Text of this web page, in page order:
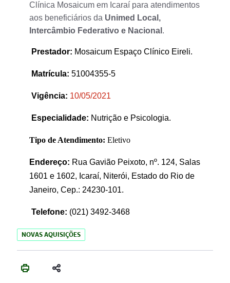
Clínica Mosaicum em Icaraí para atendimentos
aos beneficiários da Unimed Local,
Intercâmbio Federativo e Nacional .
Prestador: Mosaicum Espaço Clínico Eireli.
Matrícula: 51004355-5
Vigência: 10/05/2021
Especialidade: Nutrição e Psicologia.
Tipo de Atendimento: Eletivo
Endereço: Rua Gavião Peixoto, nº. 124, Salas
1601 e 1602, Icaraí, Niterói, Estado do Rio de
Janeiro, Cep.: 24230-101.
Telefone: (021) 3492-3468
NOVAS AQUISIÇÕES